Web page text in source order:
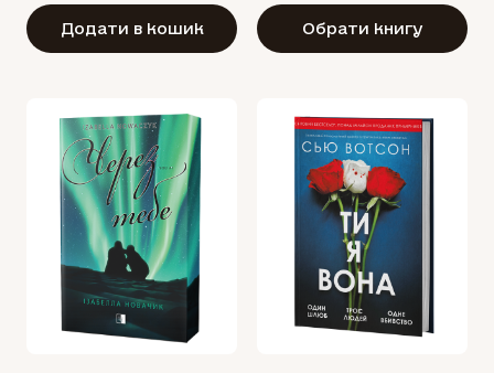
Додати в кошик Обрати книгу